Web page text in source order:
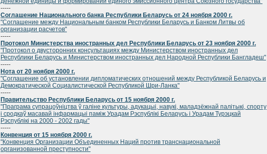
-----
Соглашение Национального банка Республики Беларусь от 24 ноября 2000 г.
"Соглашение между Национальным банком Республики Беларусь и Банком Литвы об
организации расчетов"
-----
Протокол Министерства иностранных дел Республики Беларусь от 23 ноября 2000 г.
"Протокол о двусторонних консультациях между Министерством иностранных дел
Республики Беларусь и Министерством иностранных дел Народной Республики Бангладеш"
-----
Нота от 20 ноября 2000 г.
"Соглашение об установлении дипломатических отношений между Республикой Беларусь и
Демократической Социалистической Республикой Шри-Ланка"
-----
Правительство Республики Беларусь от 15 ноября 2000 г.
"Праграма супрацоўнiцтва ў галiне культуры, адукацыi, навукi, маладзёжнай палiтыкi, спорту
i сродкаў масавай iнфармацыi памiж Урадам Рэспублiкi Беларусь i Урадам Турэцкай
Рэспублiкi на 2000 - 2002 гады"
-----
Конвенция от 15 ноября 2000 г.
"Конвенция Организации Объединенных Наций против транснациональной
организованной преступности"